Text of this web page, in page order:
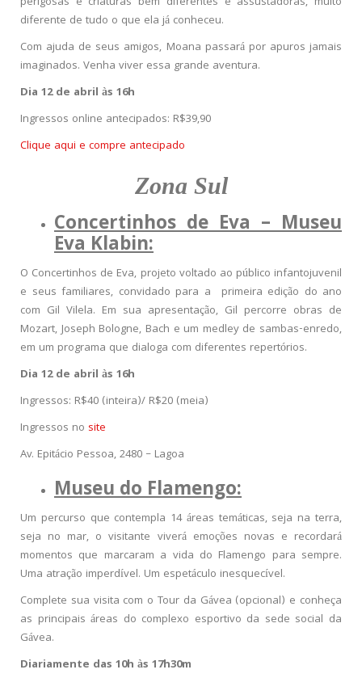
diferente de tudo o que ela já conheceu.
Com ajuda de seus amigos, Moana passará por apuros jamais
imaginados. Venha viver essa grande aventura.
Dia 12 de abril às 16h
Ingressos online antecipados: R$39,90
Clique aqui e compre antecipado
Zona Sul
Concertinhos de Eva – Museu
Eva Klabin:
O Concertinhos de Eva, projeto voltado ao público infantojuvenil
e seus familiares, convidado para a primeira edição do ano
com Gil Vilela. Em sua apresentação, Gil percorre obras de
Mozart, Joseph Bologne, Bach e um medley de sambas-enredo,
em um programa que dialoga com diferentes repertórios.
Dia 12 de abril às 16h
Ingressos: R$40 (inteira)/ R$20 (meia)
Ingressos no site
Av. Epitácio Pessoa, 2480 – Lagoa
Museu do Flamengo:
Um percurso que contempla 14 áreas temáticas, seja na terra,
seja no mar, o visitante viverá emoções novas e recordará
momentos que marcaram a vida do Flamengo para sempre.
Uma atração imperdível. Um espetáculo inesquecível.
Complete sua visita com o Tour da Gávea (opcional) e conheça
as principais áreas do complexo esportivo da sede social da
Gávea.
Diariamente das 10h às 17h30m